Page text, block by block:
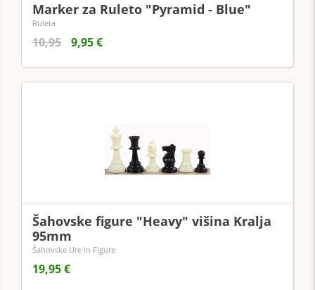
Marker za Ruleto "Pyramid - Blue"
Ruleta
10,95 9,95 €
Šahovske figure "Heavy" višina Kralja
95mm
Šahovske Ure in Figure
19,95 €